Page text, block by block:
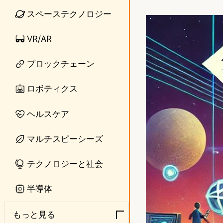
スペーステクノロジー
VR/AR
ブロックチェーン
ロボティクス
ヘルスケア
マルチスピーシーズ
テクノロジーと社会
半導体
もっと見る
n
o
d
o
n